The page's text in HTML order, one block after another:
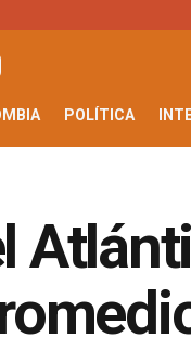
POLÍTICA